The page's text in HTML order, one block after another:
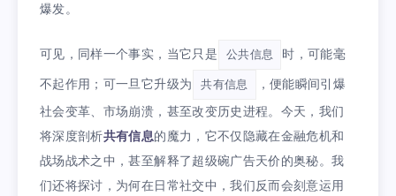
爆发。
可见，同样一个事实，当它只是 公共信息
时，可能毫
不起作用；可一旦它升级为
共有信息
，便能瞬间引爆
社会变革、市场崩溃，甚至改变历史进程。今天，我们
将深度剖析共有信息的魔力，它不仅隐藏在金融危机和
战场战术之中，甚至解释了超级碗广告天价的奥秘。我
们还将探讨，为何在日常社交中，我们反而会刻意运用